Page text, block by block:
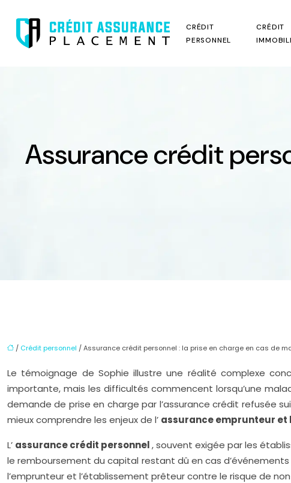
CRÉDIT
PERSONNEL
CRÉDIT
Assurance crédit
/ Crédit personnel / Assurance crédit personnel : la prise en charge en cas de
Le témoignage de Sophie illustre une réalité complexe
importante, mais les difficultés commencent lorsqu’une
demande de prise en charge par l’assurance crédit refusée
mieux comprendre les enjeux de l’ assurance emprunteur et
L’ assurance crédit personnel, souvent exigée par les
le remboursement du capital restant dû en cas
l’emprunteur et l’établissement prêteur contre le risque de